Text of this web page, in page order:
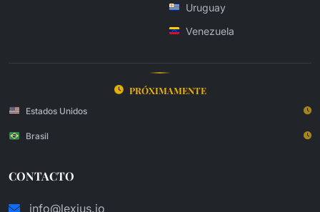
Uruguay
Venezuela
PRÓXIMAMENTE
Estados Unidos
Brasil
CONTACTO
info@lexius.io